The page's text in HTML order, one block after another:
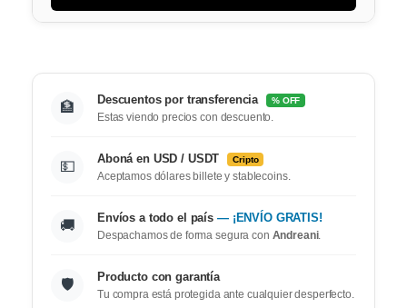
🏦 Descuentos por transferencia % OFF
Estas viendo precios con descuento.
💵 Aboná en USD / USDT Cripto
Aceptamos dólares billete y stablecoins.
🚚 Envíos a todo el país — ¡ENVÍO GRATIS!
Despachamos de forma segura con Andreani.
🛡️ Producto con garantía
Tu compra está protegida ante cualquier desperfecto.